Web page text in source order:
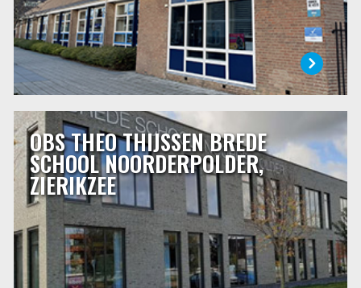
OBS THEO THIJSSEN BREDE
SCHOOL NOORDERPOLDER,
ZIERIKZEE
OBS THEO THIJSSEN BREDE SCHOOL
NOORDERPOLDER, ZIERIKZEE
De basisschool is een stukje van je leven, voor de kinderen
en voor u. U vertrouwt uw kind zo’n 8 jaar toe aan de zorg
van de juffen en meesters. Dat is een belangrijk deel van
een kinderleven. Een basisschool kies je dan ook met zorg.
LEES MEER